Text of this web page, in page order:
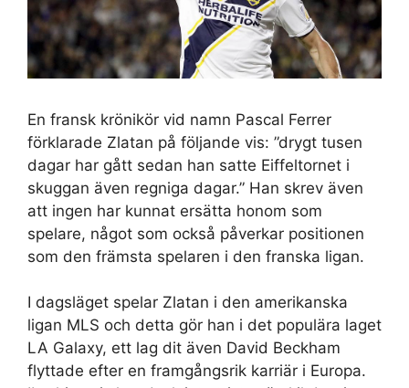
En fransk krönikör vid namn Pascal Ferrer
förklarade Zlatan på följande vis: ”drygt tusen
dagar har gått sedan han satte Eiffeltornet i
skuggan även regniga dagar.” Han skrev även
att ingen har kunnat ersätta honom som
spelare, något som också påverkar positionen
som den främsta spelaren i den franska ligan.
I dagsläget spelar Zlatan i den amerikanska
ligan MLS och detta gör han i det populära laget
LA Galaxy, ett lag dit även David Beckham
flyttade efter en framgångsrik karriär i Europa.